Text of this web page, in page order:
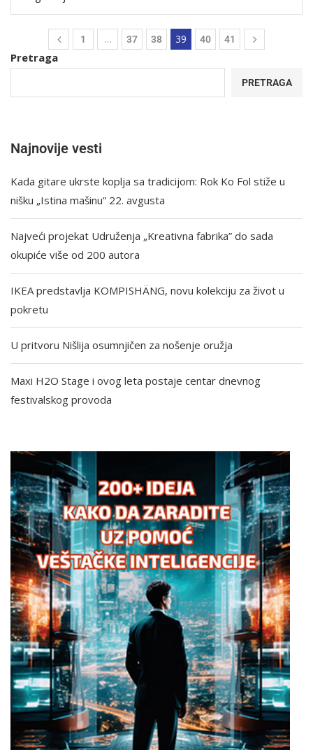
1 … 37 38 39 40 41
Pretraga
PRETRAGA
Najnovije vesti
Kada gitare ukrste koplja sa tradicijom: Rok Ko Fol stiže u
nišku „Istina mašinu” 22. avgusta
Najveći projekat Udruženja „Kreativna fabrika” do sada
okupiće više od 200 autora
IKEA predstavlja KOMPISHÄNG, novu kolekciju za život u
pokretu
U pritvoru Nišlija osumnjičen za nošenje oružja
Maxi H2O Stage i ovog leta postaje centar dnevnog
festivalskog provoda